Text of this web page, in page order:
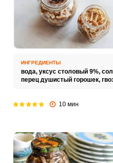
ИНГРЕДИЕНТЫ
вода, уксус столовый 9%,
перец душистый горошек,
10 мин